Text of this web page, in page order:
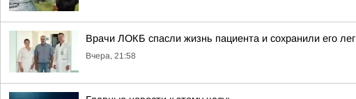
Врачи ЛОКБ спасли жизнь пациента и сохранили его
Вчера, 21:58